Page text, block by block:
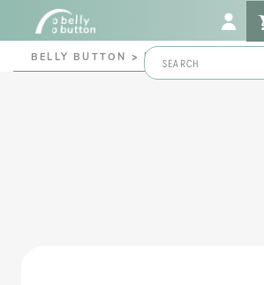
BELLY BUTTON >MPV11350.050.000